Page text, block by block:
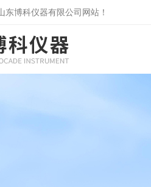
东博科仪器有限公司 网站！